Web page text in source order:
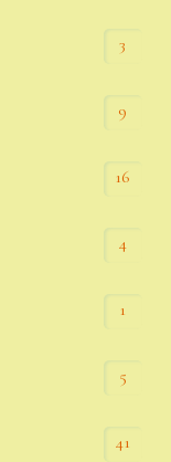
3
9
16
4
1
5
41